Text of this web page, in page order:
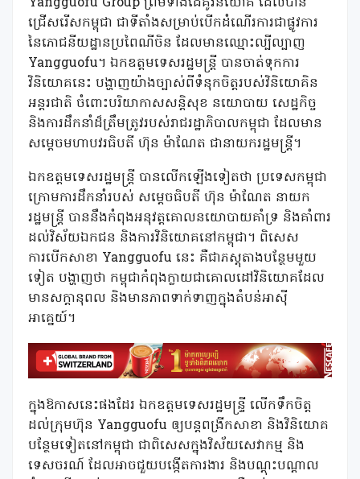
ជ្រើសរើសកម្ពុជា ជាទីតាំងសម្រាប់បើកដំណើរការជាផ្លូវការ
នៃភោជនីយដ្ឋានប្រពៃណីចិន ដែលមានឈ្មោះល្បីល្បាញ
Yangguofu។ ឯកឧត្តមទេសរដ្ឋមន្រ្តី បានចាត់ទុកការ
វិនិយោគនេះ បង្ហាញយ៉ាងច្បាស់ពីទំនុកចិត្តរបស់វិនិយោគិន
អន្តរជាតិ ចំពោះបរិយាកាសសន្ដិសុខ នយោបាយ សេដ្ឋកិច្ច
និងការដឹកនាំដ៏ត្រឹមត្រូវរបស់រាជរដ្ឋាភិបាលកម្ពុជា ដែលមាន
សម្តេចមហាបវរធិបតី ហ៊ុន ម៉ាណែត ជានាយករដ្ឋមន្រ្តី។
ឯកឧត្តមទេសរដ្ឋមន្រ្តី បានលើកឡើងទៀតថា ប្រទេសកម្ពុជា
ក្រោមការដឹកនាំរបស់ សម្តេចធិបតី ហ៊ុន ម៉ាណែត នាយក
រដ្ឋមន្រ្តី បាននឹងកំពុងអនុវត្តគោលនយោបាយគាំទ្រ និងគាំពារ
ដល់វិស័យឯកជន និងការវិនិយោគនៅកម្ពុជា។ ពិសេស
ការបើកសាខា Yangguofu នេះ គឺជាភស្តុតាងបន្ថែមមួយ
ទៀត បង្ហាញថា កម្ពុជាកំពុងក្លាយជាគោលដៅវិនិយោគដែល
មានសក្ដានុពល និងមានភាពទាក់ទាញក្នុងតំបន់អាស៊ី
អាគ្នេយ៍។
ក្នុងឱកាសនេះផងដែរ ឯកឧត្តមទេសរដ្ឋមន្រ្ទី លើកទឹកចិត្ត
ដល់ក្រុមហ៊ុន Yangguofu ឲ្យបន្តពង្រីកសាខា និងវិនិយោគ
បន្ថែមទៀតនៅកម្ពុជា ជាពិសេសក្នុងវិស័យសេវាកម្ម និង
ទេសចរណ៍ ដែលអាចជួយបង្កើតការងារ និងបណ្តុះបណ្តាល